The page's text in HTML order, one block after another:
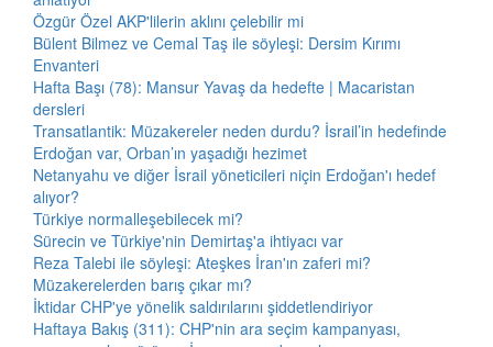
Özgür Özel AKP'lilerin aklını çelebilir mi
Bülent Bilmez ve Cemal Taş ile söyleşi: Dersim Kırımı
Envanteri
Hafta Başı (78): Mansur Yavaş da hedefte | Macaristan
dersleri
Transatlantik: Müzakereler neden durdu? İsrail’in hedefinde
Erdoğan var, Orban’ın yaşadığı hezimet
Netanyahu ve diğer İsrail yöneticileri niçin Erdoğan'ı hedef
alıyor?
Türkiye normalleşebilecek mi?
Sürecin ve Türkiye'nin Demirtaş'a ihtiyacı var
Reza Talebi ile söyleşi: Ateşkes İran'ın zaferi mi?
Müzakerelerden barış çıkar mı?
İktidar CHP'ye yönelik saldırılarını şiddetlendiriyor
Haftaya Bakış (311): CHP'nin ara seçim kampanyası,